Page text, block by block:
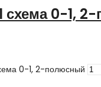
схема 0-1,
0-1, 2-полюсный